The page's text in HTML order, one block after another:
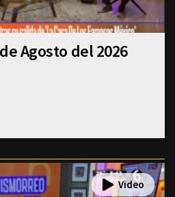
Agosto del 2026